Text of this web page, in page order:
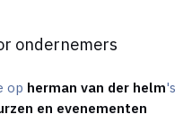
ondernemers
op herman van der helm's
en evenementen